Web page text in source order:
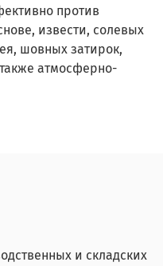
против
извести, солевых
шовных затирок,
атмосферно-
и складских